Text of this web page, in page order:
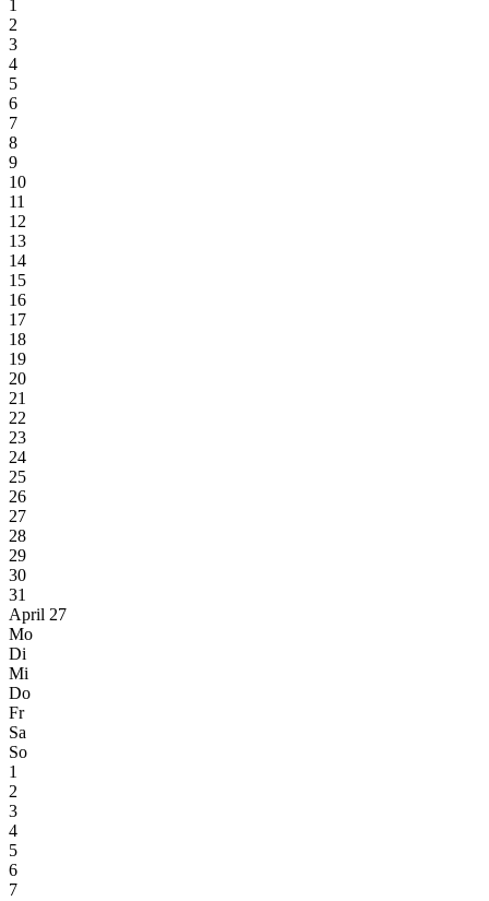
1
2
3
4
5
6
7
8
9
10
11
12
13
14
15
16
17
18
19
20
21
22
23
24
25
26
27
28
29
30
31
April 27
Mo
Di
Mi
Do
Fr
Sa
So
1
2
3
4
5
6
7